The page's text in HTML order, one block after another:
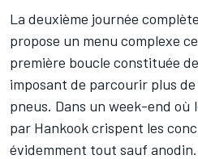
La deuxième journée
propose un menu complexe
première boucle constituée
imposant de parcourir plus de
pneus. Dans un week-end où
par Hankook crispent les
évidemment tout sauf anodin.